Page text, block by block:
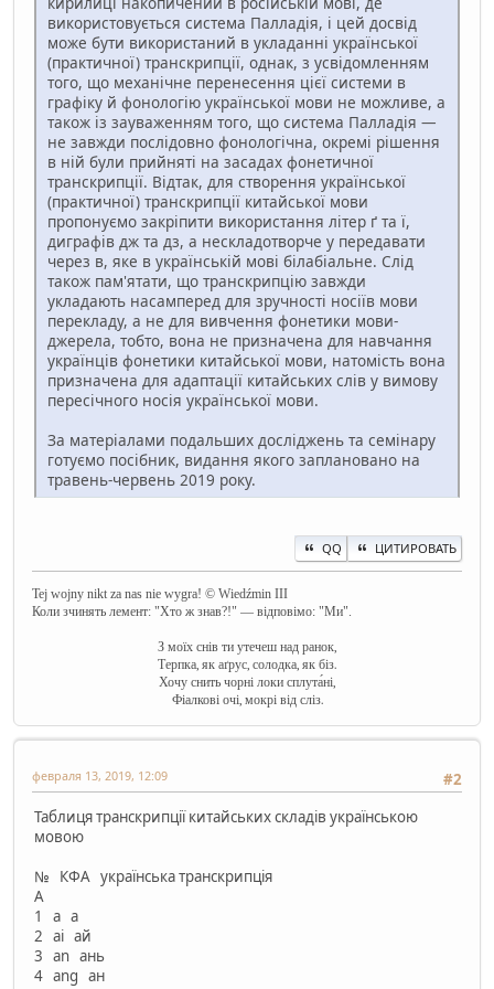
використовується система Палладія, і цей досвід
може бути використаний в укладанні української
(практичної) транскрипції, однак, з усвідомленням
того, що механічне перенесення цієї системи в
графіку й фонологію української мови не можливе, а
також із зауваженням того, що система Палладія —
не завжди послідовно фонологічна, окремі рішення
в ній були прийняті на засадах фонетичної
транскрипції. Відтак, для створення української
(практичної) транскрипції китайської мови
пропонуємо закріпити використання літер ґ та ї,
диграфів дж та дз, а нескладотворче у передавати
через в, яке в українській мові білабіальне. Слід
також пам'ятати, що транскрипцію завжди
укладають насамперед для зручності носіїв мови
перекладу, а не для вивчення фонетики мови-
джерела, тобто, вона не призначена для навчання
українців фонетики китайської мови, натомість вона
призначена для адаптації китайських слів у вимову
пересічного носія української мови.
За матеріалами подальших досліджень та семінару
готуємо посібник, видання якого заплановано на
травень-червень 2019 року.
QQ ЦИТИРОВАТЬ
Tej wojny nikt za nas nie wygra! © Wiedźmin III
Коли зчинять лемент: "Хто ж знав?!" — відповімо: "Ми".
З моїх снів ти утечеш над ранок,
Терпка, як аґрус, солодка, як біз.
Хочу снить чорні локи сплута́ні,
Фіалкові очі, мокрі від сліз.
#2
февраля 13, 2019, 12:09
Таблиця транскрипції китайських складів українською
мовою
№ КФА українська транскрипція
А
1 a а
2 ai ай
3 an ань
4 ang ан